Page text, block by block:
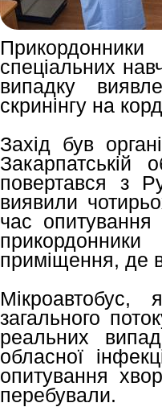
спеціальних
випадку
скринінгу на
Захід був
Закарпатській
повертався з
виявили
час
приміщення, де
Мікроавтобус,
загального
реальних
обласної
опитування
перебували.